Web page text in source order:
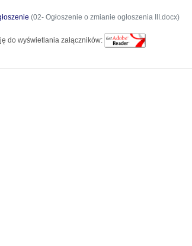
(02- Ogłoszenie o zmianie ogłoszenia III.docx)
do wyświetlania załączników: